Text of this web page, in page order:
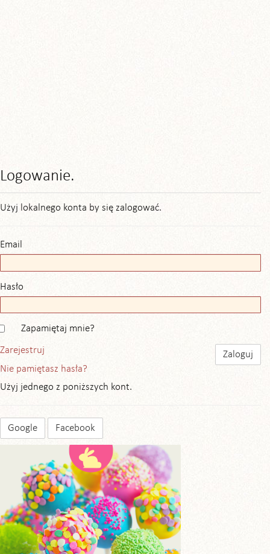
Logowanie.
Użyj lokalnego konta by się zalogować.
Email
Hasło
Zapamiętaj mnie?
Zarejestruj
Nie pamiętasz hasła?
Użyj jednego z poniższych kont.
Google Facebook